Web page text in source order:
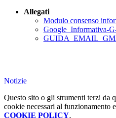
Allegati
Modulo consenso
Google_Informativa-
Notizie
Questo sito o gli strumenti terzi da
cookie necessari al funzionamento
COOKIE POLICY.